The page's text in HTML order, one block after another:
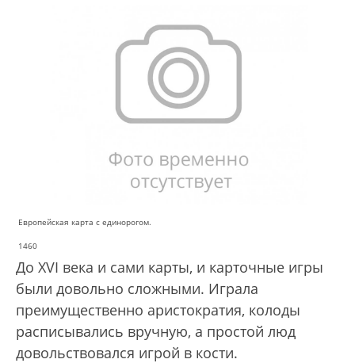
Европейская карта с единорогом.
1460
До XVI века и сами карты, и карточные игры
были довольно сложными. Играла
преимущественно аристократия, колоды
расписывались вручную, а простой люд
довольствовался игрой в кости.